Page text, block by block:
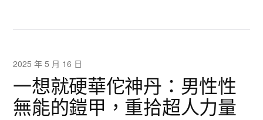
2025 年 5 月 16 日
一想就硬華佗神丹：男性性
無能的鎧甲，重拾超人力量